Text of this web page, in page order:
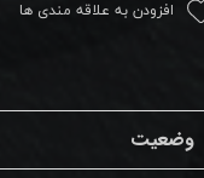
افزودن به علاقه مندی ها
وضعیت